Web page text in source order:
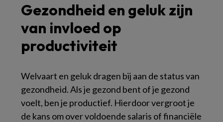
Gezondheid en geluk zijn
van invloed op
productiviteit
Welvaart en geluk dragen bij aan de status van
gezondheid. Als je gezond bent of je gezond
voelt, ben je productief. Hierdoor vergroot je
de kans om over voldoende salaris of financiële